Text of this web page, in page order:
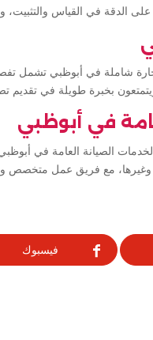
الدقة في القياس والتثبيت،
شاملة في أبوظبي تشمل
بخبرة طويلة في تقديم
في أبوظبي
الصيانة العامة في
وغيرها، مع فريق عمل
فيسبوك